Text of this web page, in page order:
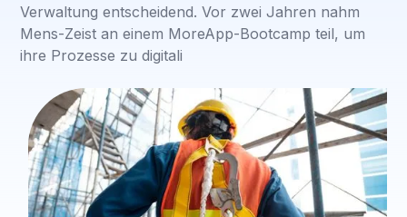
Verwaltung entscheidend. Vor zwei Jahren nahm
Mens-Zeist an einem MoreApp-Bootcamp teil, um
ihre Prozesse zu digitali